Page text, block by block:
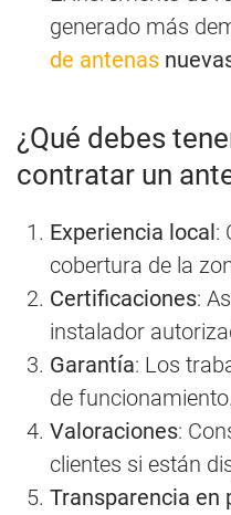
generado más
de antenas
¿Qué debes
contratar un
Experiencia local:
cobertura de la
Certificaciones:
instalador
Garantía: Los
de funcionamiento.
Valoraciones:
clientes si están
Transparencia en